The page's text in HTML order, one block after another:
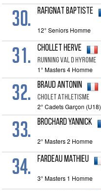
30. RAFIGNAT Baptiste
12° Seniors Homme
31. CHOLLET Herve
RUNNING VAL D HYROME
1° Masters 4 Homme
32. BRAUD Antonin
CHOLET ATHLETISME
2° Cadets Garçon (U18)
33. BROCHARD Yannick
2° Masters 2 Homme
34. FARDEAU Mathieu
3° Masters 1 Homme